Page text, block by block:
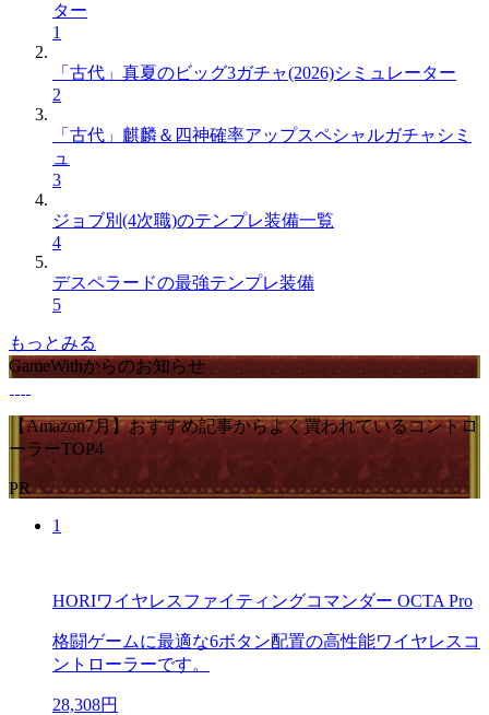
ター
1
「古代」真夏のビッグ3ガチャ(2026)シミュレーター
2
「古代」麒麟＆四神確率アップスペシャルガチャシミ
ュ
3
ジョブ別(4次職)のテンプレ装備一覧
4
デスペラードの最強テンプレ装備
5
もっとみる
GameWithからのお知らせ
【Amazon7月】おすすめ記事からよく買われているコントロ
ーラーTOP4
PR
1
HORIワイヤレスファイティングコマンダー OCTA Pro
格闘ゲームに最適な6ボタン配置の高性能ワイヤレスコ
ントローラーです。
28,308円